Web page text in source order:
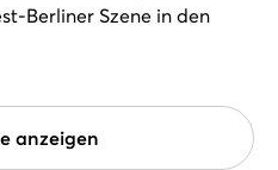
Berliner Szene in den
anzeigen